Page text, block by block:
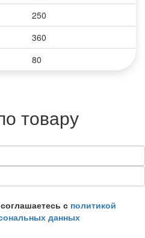
250
360
80
товару
с политикой
данных